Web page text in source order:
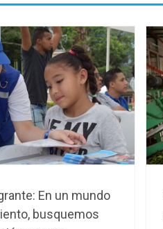
En un mundo
busquemos